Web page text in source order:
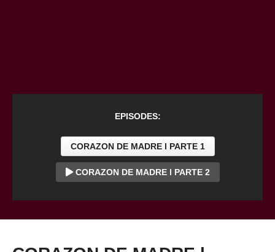
EPISODES:
CORAZON DE MADRE l PARTE 1
CORAZON DE MADRE l PARTE 2